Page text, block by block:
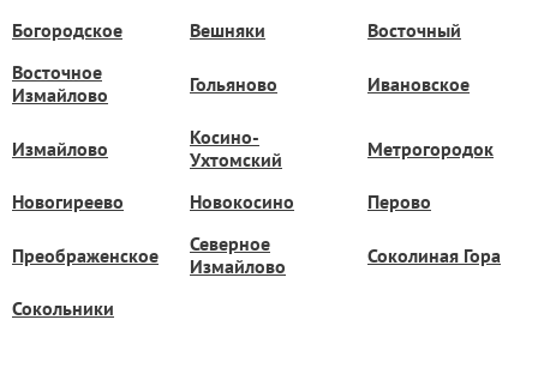
Богородское Вешняки
Восточный
Восточное
Измайлово
Гольяново Ивановское
Измайлово
Косино-
Ухтомский
Метрогородок
Новогиреево Новокосино Перово
Преображенское
Северное
Измайлово
Соколиная Гора
Сокольники